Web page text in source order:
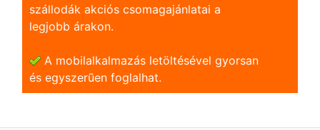
szállodák akciós csomagajánlatai a
legjobb árakon.
A mobilalkalmazás letöltésével gyorsan
és egyszerũen foglalhat.